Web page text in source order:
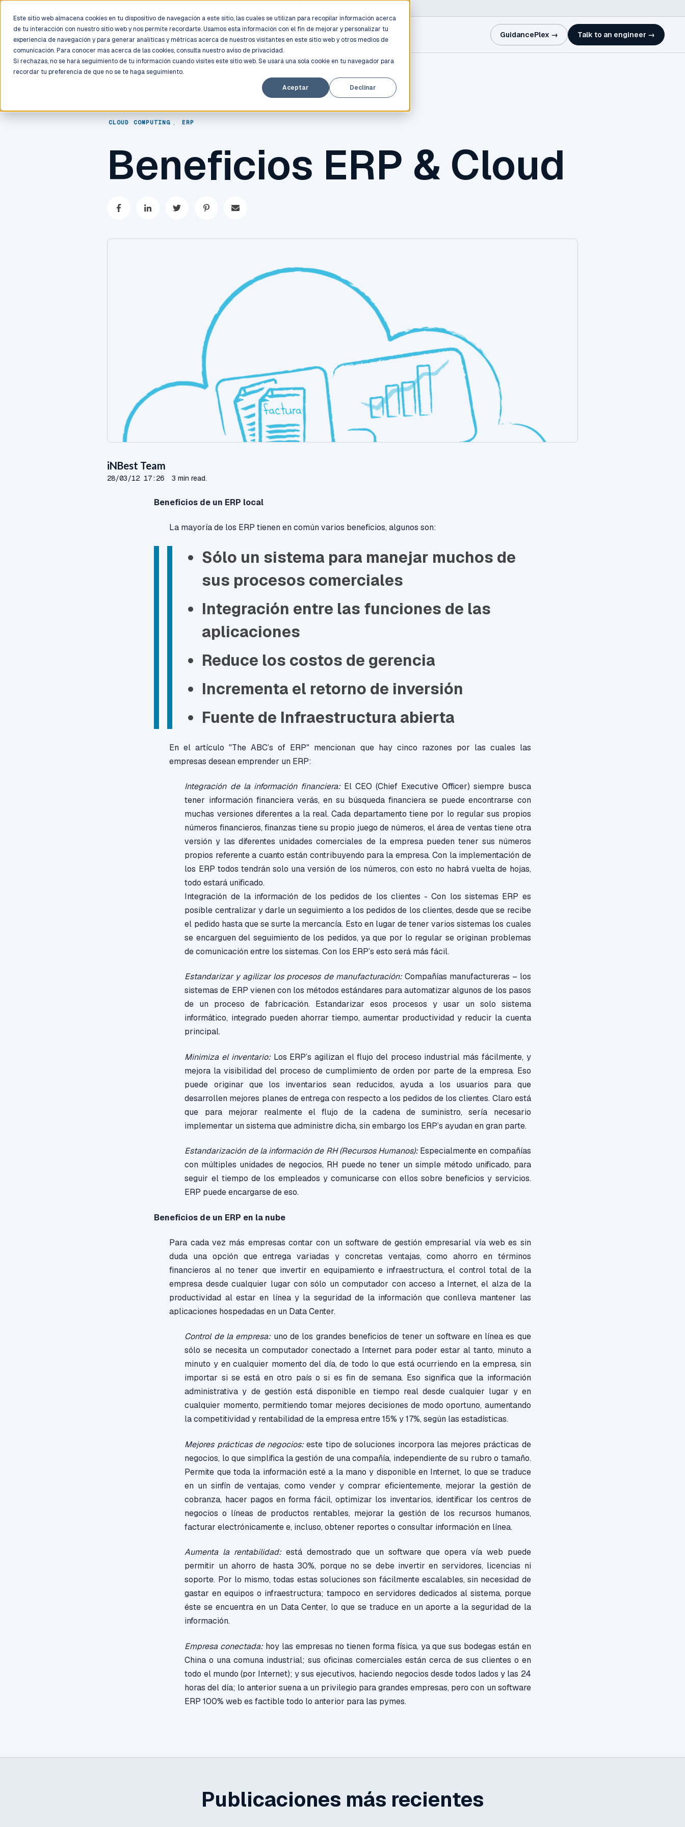
Este sitio web almacena cookies en tu dispositivo de navegación a este sitio, las cuales se utilizan para recopilar información acerca
de tu interacción con nuestro sitio web y nos permite recordarte. Usamos esta información con el fin de mejorar y personalizar tu
experiencia de navegación y para generar analíticas y métricas acerca de nuestros visitantes en este sitio web y otros medios de
comunicación. Para conocer más acerca de las cookies, consulta nuestro aviso de privacidad.
Si rechazas, no se hará seguimiento de tu información cuando visites este sitio web. Se usará una sola cookie en tu navegador para
recordar tu preferencia de que no se te haga seguimiento.
Aceptar
Declinar
Process GuidancePlex → Talk to an engineer →
CLOUD COMPUTING ERP
Beneficios ERP & Cloud
iNBest Team
28/03/12 17:26 3 min read.
Beneficios de un ERP local
La mayoría de los ERP tienen en común varios beneficios, algunos son:
Sólo un sistema para manejar muchos de
sus procesos comerciales
Integración entre las funciones de las
aplicaciones
Reduce los costos de gerencia
Incrementa el retorno de inversión
Fuente de Infraestructura abierta
En el artículo "The ABC’s of ERP" mencionan que hay cinco razones por las cuales las
empresas desean emprender un ERP:
Integración de la información financiera:El CEO (Chief Executive Officer) siempre busca
tener información financiera verás, en su búsqueda financiera se puede encontrarse con
muchas versiones diferentes a la real. Cada departamento tiene por lo regular sus propios
números financieros, finanzas tiene su propio juego de números, el área de ventas tiene otra
versión y las diferentes unidades comerciales de la empresa pueden tener sus números
propios referente a cuanto están contribuyendo para la empresa. Con la implementación de
los ERP todos tendrán solo una versión de los números, con esto no habrá vuelta de hojas,
todo estará unificado.
Integración de la información de los pedidos de los clientes - Con los sistemas ERP es
posible centralizar y darle un seguimiento a los pedidos de los clientes, desde que se recibe
el pedido hasta que se surte la mercancía. Esto en lugar de tener varios sistemas los cuales
se encarguen del seguimiento de los pedidos, ya que por lo regular se originan problemas
de comunicación entre los sistemas. Con los ERP’s esto será más fácil.
Estandarizar y agilizar los procesos de manufacturación:Compañías manufactureras – los
sistemas de ERP vienen con los métodos estándares para automatizar algunos de los pasos
de un proceso de fabricación. Estandarizar esos procesos y usar un solo sistema
informático, integrado pueden ahorrar tiempo, aumentar productividad y reducir la cuenta
principal.
Minimiza el inventario:Los ERP’s agilizan el flujo del proceso industrial más fácilmente, y
mejora la visibilidad del proceso de cumplimiento de orden por parte de la empresa. Eso
puede originar que los inventarios sean reducidos, ayuda a los usuarios para que
desarrollen mejores planes de entrega con respecto a los pedidos de los clientes. Claro está
que para mejorar realmente el flujo de la cadena de suministro, sería necesario
implementar un sistema que administre dicha, sin embargo los ERP’s ayudan en gran parte.
Estandarización de la información de RH (Recursos Humanos):Especialmente en compañías
con múltiples unidades de negocios, RH puede no tener un simple método unificado, para
seguir el tiempo de los empleados y comunicarse con ellos sobre beneficios y servicios.
ERP puede encargarse de eso.
Beneficios de un ERP en la nube
Para cada vez más empresas contar con un software de gestión empresarial vía web es sin
duda una opción que entrega variadas y concretas ventajas, como ahorro en términos
financieros al no tener que invertir en equipamiento e infraestructura, el control total de la
empresa desde cualquier lugar con sólo un computador con acceso a Internet, el alza de la
productividad al estar en línea y la seguridad de la información que conlleva mantener las
aplicaciones hospedadas en un Data Center.
Control de la empresa:uno de los grandes beneficios de tener un software en línea es que
sólo se necesita un computador conectado a Internet para poder estar al tanto, minuto a
minuto y en cualquier momento del día, de todo lo que está ocurriendo en la empresa, sin
importar si se está en otro país o si es fin de semana. Eso significa que la información
administrativa y de gestión está disponible en tiempo real desde cualquier lugar y en
cualquier momento, permitiendo tomar mejores decisiones de modo oportuno, aumentando
la competitividad y rentabilidad de la empresa entre 15% y 17%, según las estadísticas.
Mejores prácticas de negocios:este tipo de soluciones incorpora las mejores prácticas de
negocios, lo que simplifica la gestión de una compañía, independiente de su rubro o tamaño.
Permite que toda la información esté a la mano y disponible en Internet, lo que se traduce
en un sinfín de ventajas, como vender y comprar eficientemente, mejorar la gestión de
cobranza, hacer pagos en forma fácil, optimizar los inventarios, identificar los centros de
negocios o líneas de productos rentables, mejorar la gestión de los recursos humanos,
facturar electrónicamente e, incluso, obtener reportes o consultar información en línea.
Aumenta la rentabilidad:está demostrado que un software que opera vía web puede
permitir un ahorro de hasta 30%, porque no se debe invertir en servidores, licencias ni
soporte. Por lo mismo, todas estas soluciones son fácilmente escalables, sin necesidad de
gastar en equipos o infraestructura; tampoco en servidores dedicados al sistema, porque
éste se encuentra en un Data Center, lo que se traduce en un aporte a la seguridad de la
información.
Empresa conectada:hoy las empresas no tienen forma física, ya que sus bodegas están en
China o una comuna industrial; sus oficinas comerciales están cerca de sus clientes o en
todo el mundo (por Internet); y sus ejecutivos, haciendo negocios desde todos lados y las 24
horas del día; lo anterior suena a un privilegio para grandes empresas, pero con un software
ERP 100% web es factible todo lo anterior para las pymes.
Publicaciones más recientes